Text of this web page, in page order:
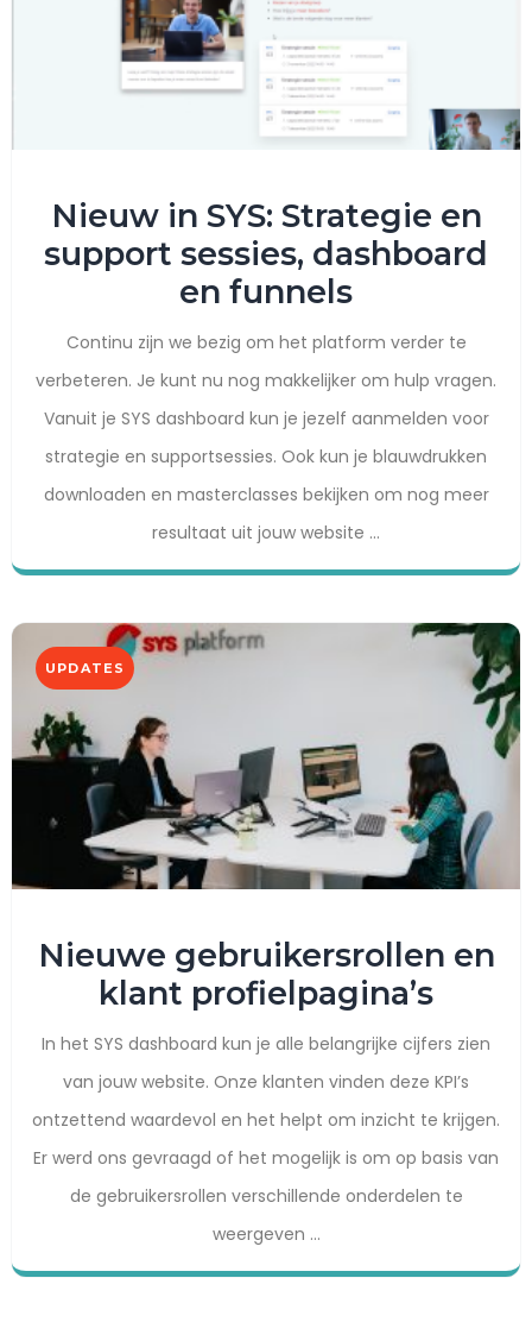
Nieuw in SYS: Strategie en
support sessies, dashboard
en funnels
Continu zijn we bezig om het platform verder te
verbeteren. Je kunt nu nog makkelijker om hulp vragen.
Vanuit je SYS dashboard kun je jezelf aanmelden voor
strategie en supportsessies. Ook kun je blauwdrukken
downloaden en masterclasses bekijken om nog meer
resultaat uit jouw website ...
UPDATES
Nieuwe gebruikersrollen en
klant profielpagina’s
In het SYS dashboard kun je alle belangrijke cijfers zien
van jouw website. Onze klanten vinden deze KPI’s
ontzettend waardevol en het helpt om inzicht te krijgen.
Er werd ons gevraagd of het mogelijk is om op basis van
de gebruikersrollen verschillende onderdelen te
weergeven ...